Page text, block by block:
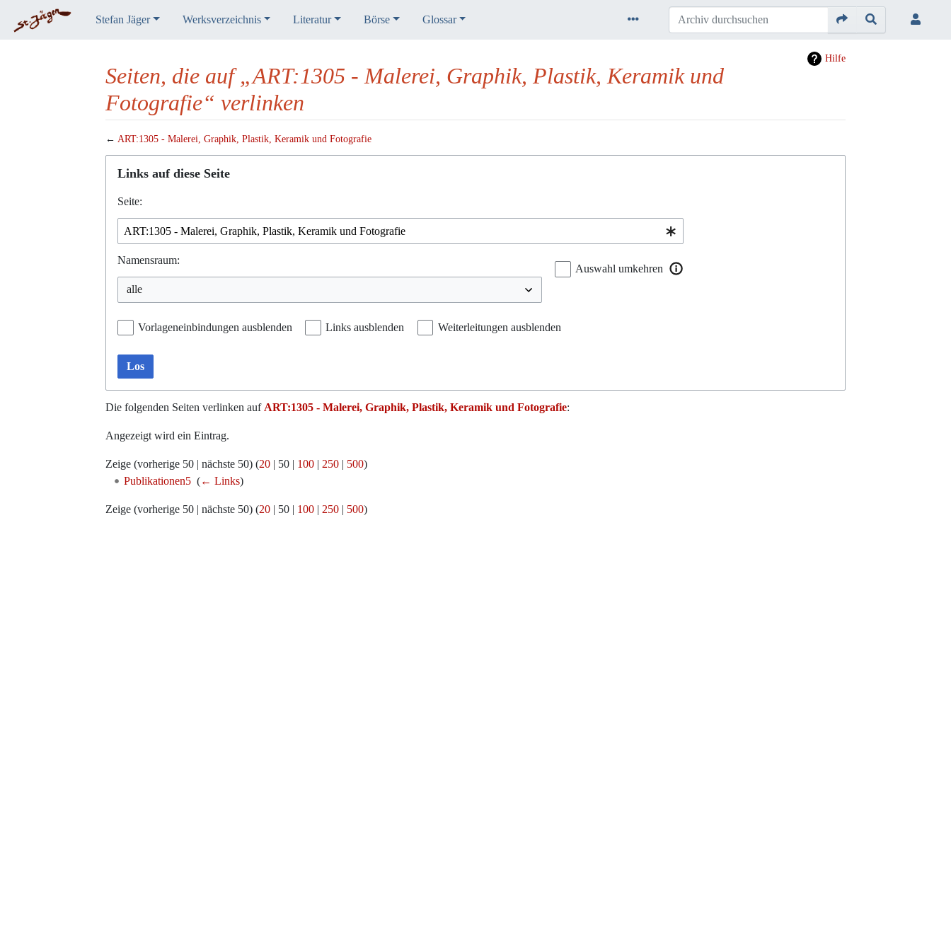
Stefan Jäger Werksverzeichnis Literatur Börse Glossar
Hilfe
Seiten, die auf „ART:1305 - Malerei, Graphik, Plastik, Keramik und
Fotografie“ verlinken
← ART:1305 - Malerei, Graphik, Plastik, Keramik und Fotografie
Wechseln zu:Navigation,Suche
Links auf diese Seite
Seite:
Namensraum:
Auswahl umkehren
Vorlageneinbindungen ausblenden Links ausblenden Weiterleitungen ausblenden
Los
Die folgenden Seiten verlinken auf ART:1305 - Malerei, Graphik, Plastik, Keramik und Fotografie:
Angezeigt wird ein Eintrag.
Zeige (vorherige 50 | nächste 50) (20 | 50 | 100 | 250 | 500)
Publikationen5‎ (← Links)
Zeige (vorherige 50 | nächste 50) (20 | 50 | 100 | 250 | 500)